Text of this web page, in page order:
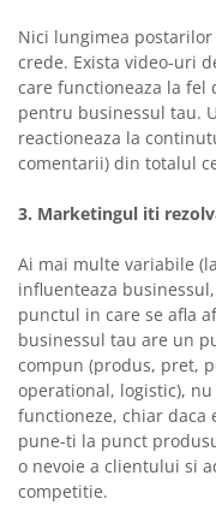
Nici lungimea
crede. Exista video-uri
care functioneaza la fel
pentru businessul tau.
reactioneaza la
comentarii) din totalul
3. Marketingul iti
Ai mai multe variabile
influenteaza
punctul in care se afla
businessul tau are un
compun (produs, pret,
operational, logistic),
functioneze, chiar daca
pune-ti la punct
o nevoie a clientului si
competitie.